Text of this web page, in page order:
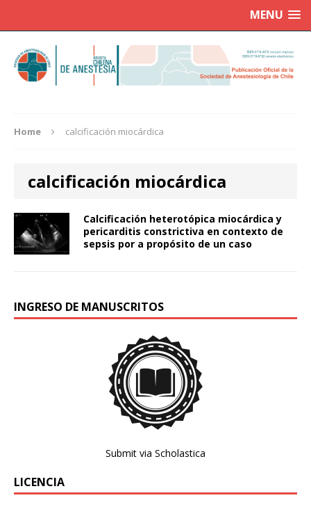
MENU
Home calcificación miocárdica
calcificación miocárdica
Calcificación heterotópica miocárdica y
pericarditis constrictiva en contexto de
sepsis por a propósito de un caso
INGRESO DE MANUSCRITOS
Submit via Scholastica
LICENCIA